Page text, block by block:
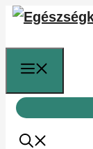
Kilépés